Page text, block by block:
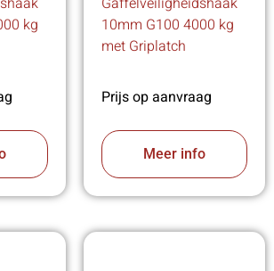
kg
10mm G100 4000 kg
met Griplatch
Prijs op aanvraag
Meer info